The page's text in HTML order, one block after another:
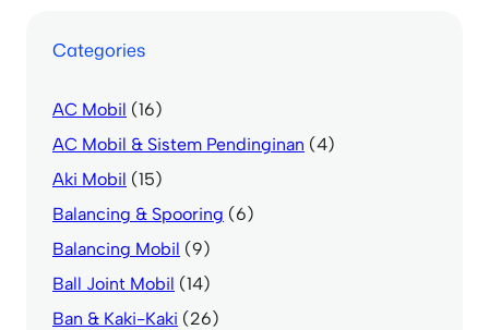
Categories
AC Mobil (16)
AC Mobil & Sistem Pendinginan (4)
Aki Mobil (15)
Balancing & Spooring (6)
Balancing Mobil (9)
Ball Joint Mobil (14)
Ban & Kaki-Kaki (26)